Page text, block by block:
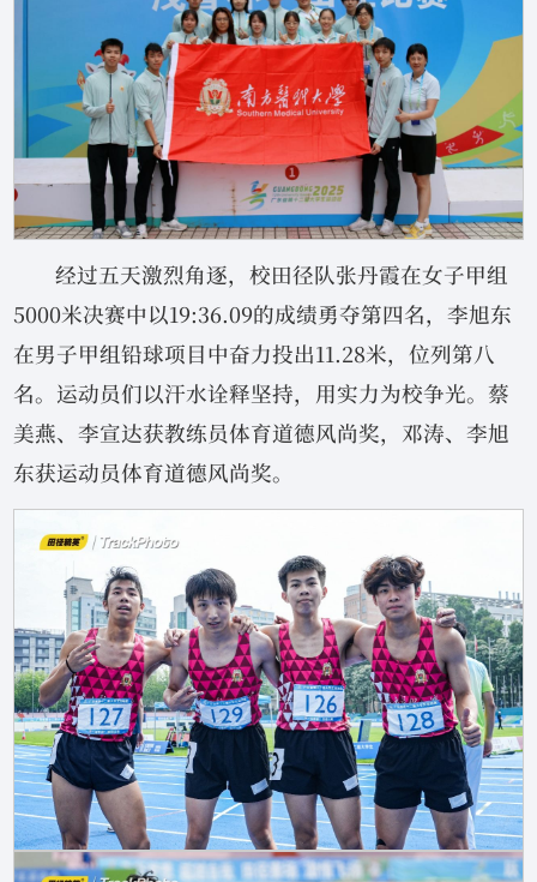
经过五天激烈角逐，校田径队张丹霞在女子甲组
5000米决赛中以19:36.09的成绩勇夺第四名，李旭东
在男子甲组铅球项目中奋力投出11.28米，位列第八
名。运动员们以汗水诠释坚持，用实力为校争光。蔡
美燕、李宣达获教练员体育道德风尚奖，邓涛、李旭
东获运动员体育道德风尚奖。